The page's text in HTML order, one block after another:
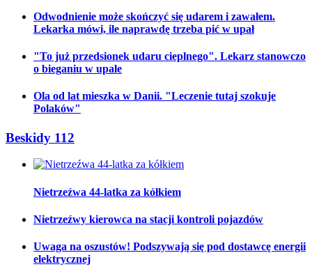
Odwodnienie może skończyć się udarem i zawałem.
Lekarka mówi, ile naprawdę trzeba pić w upał
"To już przedsionek udaru cieplnego". Lekarz stanowczo
o bieganiu w upale
Ola od lat mieszka w Danii. "Leczenie tutaj szokuje
Polaków"
Beskidy 112
Nietrzeźwa 44-latka za kółkiem
Nietrzeźwy kierowca na stacji kontroli pojazdów
Uwaga na oszustów! Podszywają się pod dostawcę energii
elektrycznej